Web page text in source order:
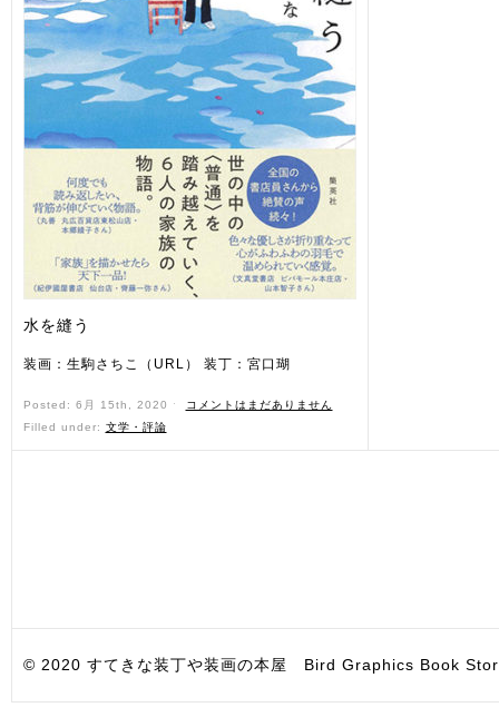
水を縫う
装画：生駒さちこ（URL） 装丁：宮口瑚
Posted: 6月 15th, 2020 ˑ
コメントはまだありません
Filled under: 文学・評論
© 2020 すてきな装丁や装画の本屋 Bird Graphics Book